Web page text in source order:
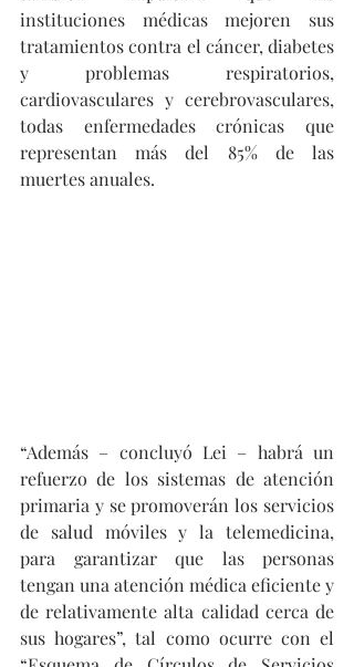
instituciones médicas mejoren sus
tratamientos contra el cáncer, diabetes
y problemas respiratorios,
cardiovasculares y cerebrovasculares,
todas enfermedades crónicas que
representan más del 85% de las
muertes anuales.
“Además – concluyó Lei – habrá un
refuerzo de los sistemas de atención
primaria y se promoverán los servicios
de salud móviles y la telemedicina,
para garantizar que las personas
tengan una atención médica eficiente y
de relativamente alta calidad cerca de
sus hogares”, tal como ocurre con el